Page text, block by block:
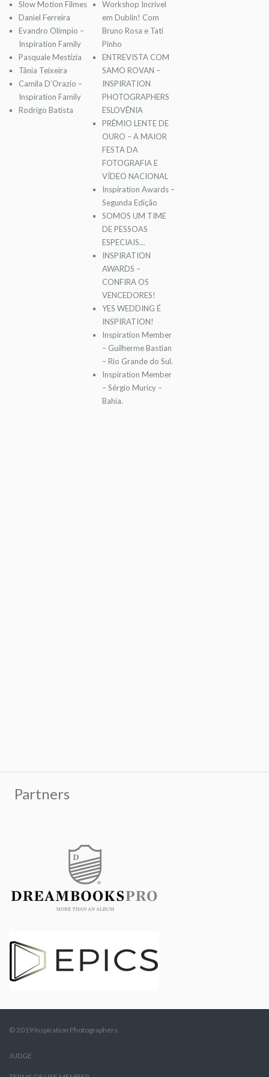
Slow Motion Filmes
Daniel Ferreira
Evandro Olímpio –
Inspiration Family
Pasquale Mestizia
Tânia Teixeira
Camila D’Orazio –
Inspiration Family
Rodrigo Batista
Workshop Incrível
em Dublin! Com
Bruno Rosa e Tati
Pinho
ENTREVISTA COM
SAMO ROVAN –
INSPIRATION
PHOTOGRAPHERS
ESLOVÊNIA
PRÊMIO LENTE DE
OURO – A MAIOR
FESTA DA
FOTOGRAFIA E
VÍDEO NACIONAL
Inspiration Awards –
Segunda Edição
SOMOS UM TIME
DE PESSOAS
ESPECIAIS…
INSPIRATION
AWARDS –
CONFIRA OS
VENCEDORES!
YES WEDDING É
INSPIRATION!
Inspiration Member
– Guilherme Bastian
– Rio Grande do Sul.
Inspiration Member
– Sérgio Muricy –
Bahia.
© 2019 Inspiration Photographers.
JUDGE